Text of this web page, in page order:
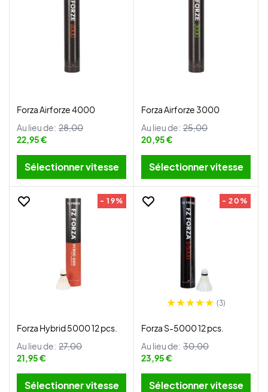
Forza Airforze 4000
Au lieu de: 28,00
22,95 €
Sélectionner vitesse
Forza Airforze 3000
Au lieu de: 25,00
20,95 €
Sélectionner vitesse
- 19%
Forza Hybrid 5000 12 pcs.
Au lieu de: 27,00
21,95 €
Sélectionner vitesse
- 20%
(3)
Forza S-5000 12 pcs.
Au lieu de: 30,00
23,95 €
Sélectionner vitesse